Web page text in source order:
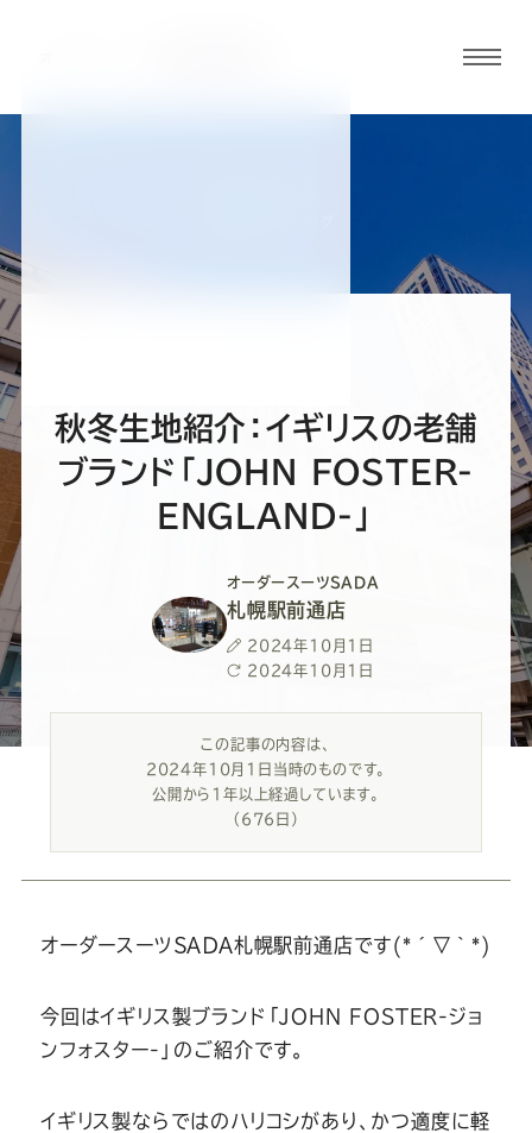
ー
ダ
SADA
の
公
式
ー
ダ
ー
ス
SADA
の
公
式
ー
ダ
ー
ス
ー
ツ
SADA
の
公
式
ダ
ー
ス
ー
ツ
SADA
の
公
式
ダ
ー
ス
ー
ツ
SADA
の
公
式
秋冬生地紹介：イギリスの老舗
ブランド「JOHN FOSTER-
ENGLAND-」
オーダースーツSADA
札幌駅前通店
投
稿
2024年10月1日
最
新
日
2024年10月1日
この記事の内容は、
2024年10月1日当時のものです。
公開から1年以上経過しています。
（676日）
オーダースーツＳＡＤＡ札幌駅前通店です(*´▽｀*)
今回はイギリス製ブランド「JOHN FOSTER-ジョ
ンフォスター-」のご紹介です。
イギリス製ならではのハリコシがあり、かつ適度に軽